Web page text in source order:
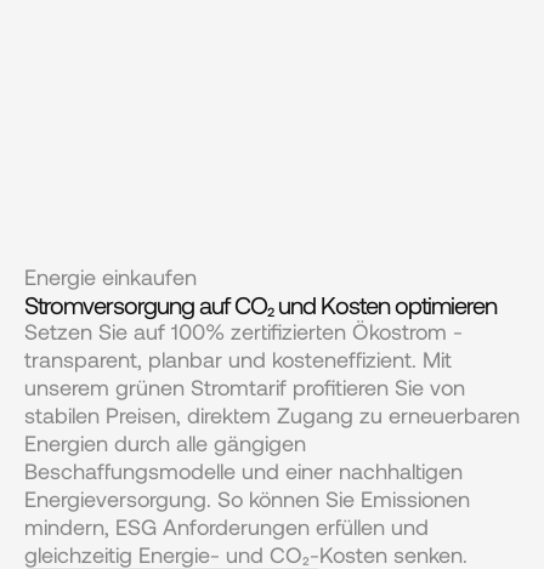
Energie einkaufen
Stromversorgung auf CO₂ und Kosten optimieren
Setzen Sie auf 100% zertifizierten Ökostrom -
transparent, planbar und kosteneffizient. Mit
unserem grünen Stromtarif profitieren Sie von
stabilen Preisen, direktem Zugang zu erneuerbaren
Energien durch alle gängigen
Beschaffungsmodelle und einer nachhaltigen
Energieversorgung. So können Sie Emissionen
mindern, ESG Anforderungen erfüllen und
gleichzeitig Energie- und CO₂-Kosten senken.